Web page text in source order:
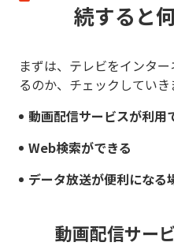
続すると
まずは、テレビをインタ
るのか、チェックしていき
動画配信サービスが利用
Web検索ができる
データ放送が便利になる
動画配信サー